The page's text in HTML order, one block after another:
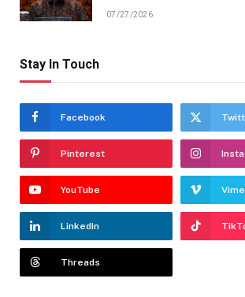
07/27/2026
Stay In Touch
Facebook
Pinterest
YouTube
LinkedIn
Threads